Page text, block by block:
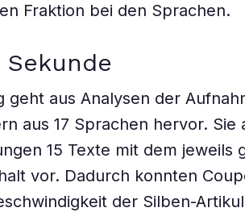
Fraktion bei den Sprachen.
geht aus Analysen der
aus 17 Sprachen hervor. Sie
15 Texte mit dem jeweils
vor. Dadurch konnten
der Silben-